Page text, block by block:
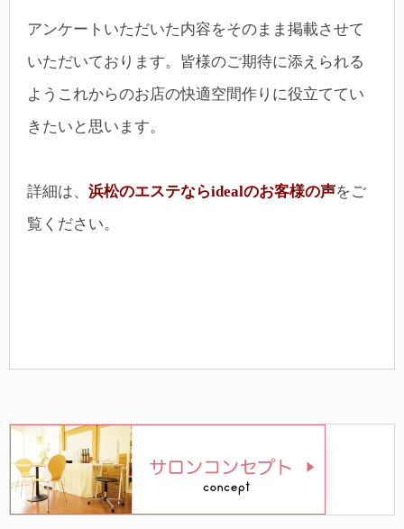
アンケートいただいた内容をそのまま掲載させて
いただいております。皆様のご期待に添えられる
ようこれからのお店の快適空間作りに役立ててい
きたいと思います。
詳細は、 浜松のエステならidealのお客様の声をご
覧ください。